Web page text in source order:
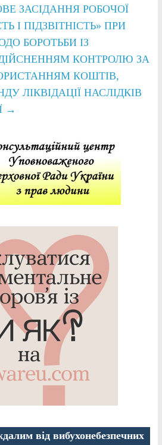
ЗАСІДАННЯ РОБОЧОЇ
І ПІДЗВІТНІСТЬ» ПРИ
БОРОТЬБИ ІЗ
КОНТРОЛЮ ЗА
КОШТІВ,
ЛІКВІДАЦІЇ НАСЛІДКІВ
→
від вибухонебезпечних